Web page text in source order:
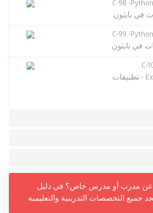
C-98 -
C-99 -
C-
Examples - 5 - تطبيقات
مدرب أو مدرس خاص؟ في دليل
جميع التخصصات التدريبية والتعليمية